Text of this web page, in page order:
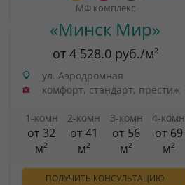
МФ комплекс
«Минск Мир»
от 4 528.0 руб./м²
ул. Аэродромная
комфорт, стандарт, престиж
1-комн
от 32
м²
2-комн
от 41
м²
3-комн
от 56
м²
4-комн
от 69
м²
ПОЛУЧИТЬ КОНСУЛЬТАЦИЮ